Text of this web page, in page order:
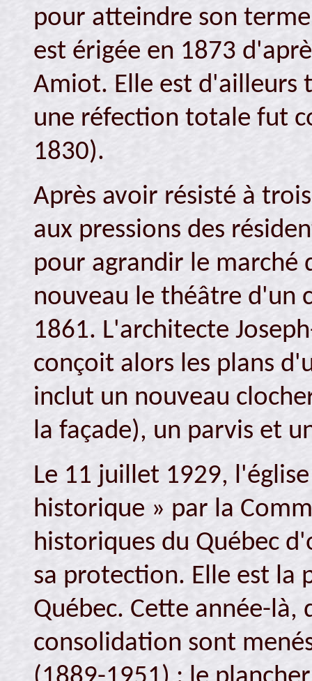
pour atteindre son
est érigée en 1873
Amiot. Elle est d'ailleurs
une réfection totale fut
1830).
Après avoir résisté à
aux pressions des
pour agrandir le marché
nouveau le théâtre d'un
1861. L'architecte
conçoit alors les plans
inclut un nouveau
la façade), un parvis et
Le 11 juillet 1929,
historique » par la
historiques du Québec
sa protection. Elle est la
Québec. Cette année-là,
consolidation sont